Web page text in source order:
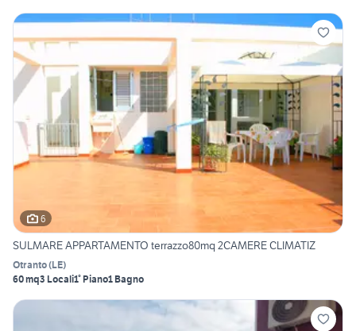
6
SULMARE APPARTAMENTO terrazzo80mq 2CAMERE CLIMATIZ
Otranto(LE)
60 mq3 Locali1° Piano1 Bagno